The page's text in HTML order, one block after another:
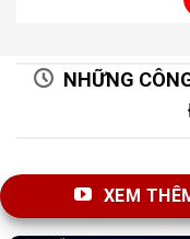
NHỮNG
XEM